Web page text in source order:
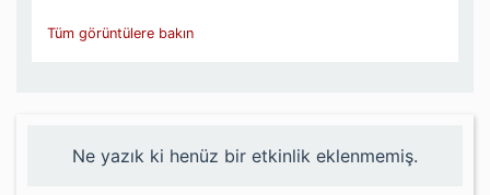
Tüm görüntülere bakın
Ne yazık ki henüz bir etkinlik eklenmemiş.